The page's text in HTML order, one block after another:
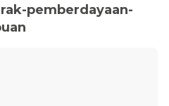
pemberdayaan-